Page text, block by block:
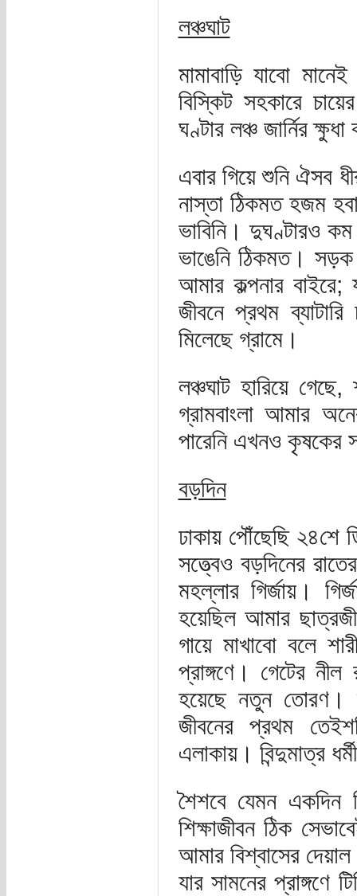
লঞ্চঘাট
মামাবাড়ি যাবো
বিস্কিট সহকারে
ঘণ্টার লঞ্চ জার্নির
এবার গিয়ে শুনি ঐসব
নাস্তা ঠিকমত হজম
ভাবিনি। দুঘণ্টারও
ভাঙেনি ঠিকমত। সড়ক
আমার কল্পনার
জীবনে প্রথম
মিলেছে গ্রামে।
লঞ্চঘাট হারিয়ে
গ্রামবাংলা আমার
পারেনি এখনও কৃষকের
বড়দিন
ঢাকায় পৌঁছেছি ২৪শে
সত্ত্বেও বড়দিনের
মহল্লার গির্জায়।
হয়েছিল আমার
গায়ে মাখাবো বলে
প্রাঙ্গণে। গেটের
হয়েছে নতুন তোরণ।
জীবনের প্রথম
এলাকায়। বিন্দুমাত্র
শৈশবে যেমন একদিন
শিক্ষাজীবন ঠিক
আমার বিশ্বাসের
যার সামনের প্রাঙ্গণে